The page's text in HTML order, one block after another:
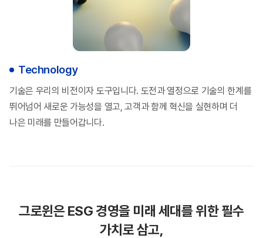
Technology
기술은 우리의 비전이자 도구입니다. 도전과열정으로 기술의 한계를
뛰어넘어 새로운 가능성을 열고, 고객과 함께 혁신을 실현하며 더
나은 미래를 만들어갑니다.
그로윈은 ESG 경영을 미래 세대를 위한 필수
가치로 삼고,